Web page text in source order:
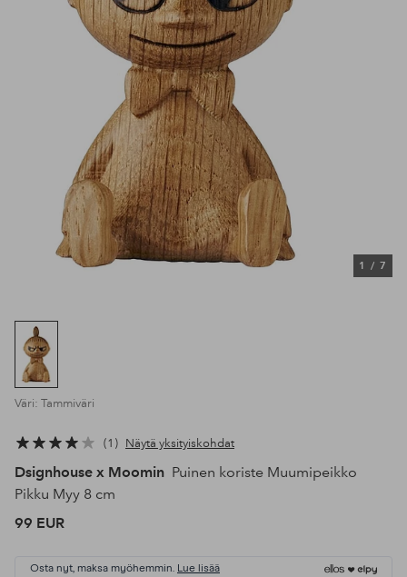
1 / 7
Väri: Tammiväri
1 Näytä yksityiskohdat
Dsignhouse x Moomin Puinen koriste Muumipeikko
Pikku Myy 8 cm
99 EUR
Osta nyt, maksa myöhemmin. Lue lisää